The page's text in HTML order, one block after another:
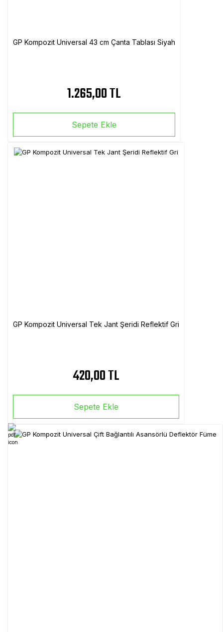
GP Kompozit Universal 43 cm Çanta Tablası Siyah
1.265,00 TL
Sepete Ekle
GP Kompozit Universal Tek Jant Şeridi Reflektif Gri
420,00 TL
Sepete Ekle